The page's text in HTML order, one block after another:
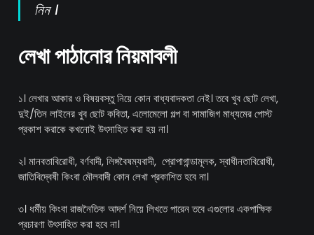
নিন ।
লেখা পাঠানোর নিয়মাবলী
১। লেখার আকার ও বিষয়বস্তু নিয়ে কোন বাধ্যবাদকতা নেই। তবে খুব ছোট লেখা,
দুই/তিন লাইনের খুব ছোট কবিতা, এলোমেলো গল্প বা সামাজিগ মাধ্যমের পোস্ট
প্রকাশ করাকে কখনোই উৎসাহিত করা হয় না।
২। মানবতাবিরোধী, বর্ণবাদী, লিঙ্গবৈষম্যবাদী, প্রোপাগান্ডামূলক, স্বাধীনতাবিরোধী,
জাতিবিদ্বেষী কিংবা মৌলবাদী কোন লেখা প্রকাশিত হবে না।
৩। ধর্মীয় কিংবা রাজনৈতিক আদর্শ নিয়ে লিখতে পারেন তবে এগুলোর একপাক্ষিক
প্রচারণা উৎসাহিত করা হবে না।